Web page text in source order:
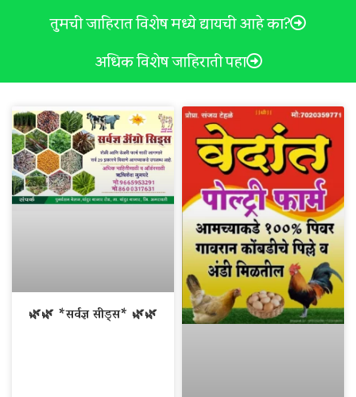
तुमची जाहिरात विशेष मध्ये द्यायची आहे का?
अधिक विशेष जाहिराती पहा
🌿🌿 *सर्वज्ञ सीड्स* 🌿🌿